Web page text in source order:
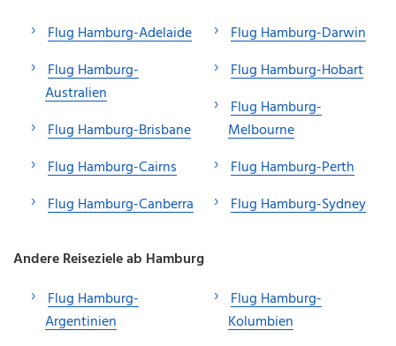
Flug Hamburg-Adelaide
Flug Hamburg-
Australien
Flug Hamburg-Brisbane
Flug Hamburg-Cairns
Flug Hamburg-Canberra
Flug Hamburg-Darwin
Flug Hamburg-Hobart
Flug Hamburg-
Melbourne
Flug Hamburg-Perth
Flug Hamburg-Sydney
Andere Reiseziele ab Hamburg
Flug Hamburg-
Argentinien
Flug Hamburg-
Kolumbien